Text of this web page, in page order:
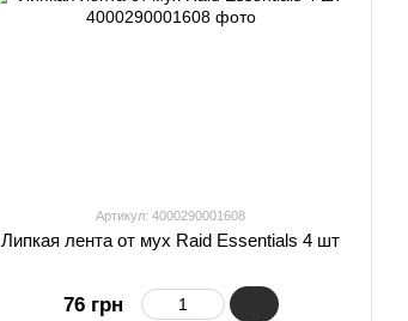
Артикул: 4000290001608
Липкая лента от мух Raid Essentials 4 шт
76 грн